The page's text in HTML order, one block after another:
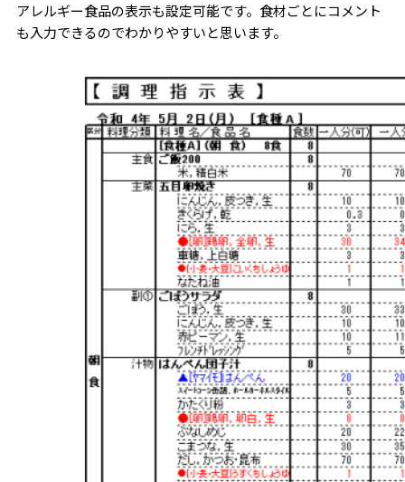
アレルギー食品の表示も設定可能です。食材ごとにコメント
も入力できるのでわかりやすいと思います。